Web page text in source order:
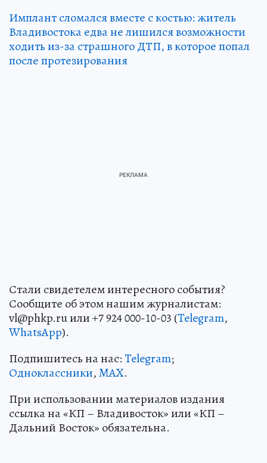
Имплант сломался вместе с костью: житель
Владивостока едва не лишился возможности
ходить из-за страшного ДТП, в которое попал
после протезирования
Стали свидетелем интересного события?
Сообщите об этом нашим журналистам:
vl@phkp.ru или +7 924 000-10-03 (Telegram,
WhatsApp).
Подпишитесь на нас:Telegram;
Одноклассники,MAX.
При использовании материалов издания
ссылка на «КП – Владивосток» или «КП –
Дальний Восток» обязательна.